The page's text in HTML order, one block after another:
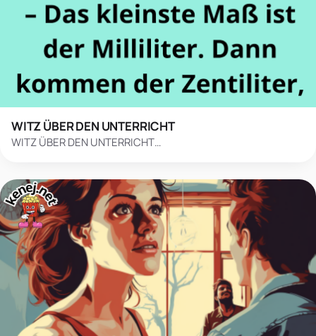
WITZ ÜBER DEN UNTERRICHT
WITZ ÜBER DEN UNTERRICHT…